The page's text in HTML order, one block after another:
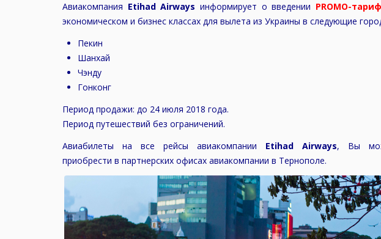
Авиакомпания Etihad Airways информирует о введении PROMO-
экономическом и бизнес классах для вылета из Украины в следующие
Пекин
Шанхай
Чэнду
Гонконг
Период продажи: до 24 июля 2018 года.
Период путешествий без ограничений.
Авиабилеты на все рейсы авиакомпании Etihad Airways, Вы
приобрести в партнерских офисах авиакомпании в Тернополе.